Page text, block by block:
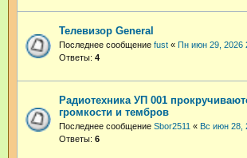
Телевизор General
Последнее сообщение fust « Пн июн 29, 2026
Ответы: 4
Радиотехника УП 001
громкости и тембров
Последнее сообщение Sbor2511 « Вс июн 28,
Ответы: 6